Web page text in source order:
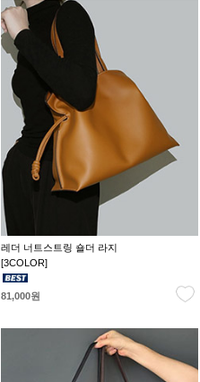
레더 너트스트링 숄더 라지
[3COLOR]
81,000원